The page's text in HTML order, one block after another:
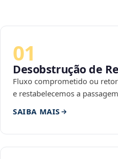
01
Desobstrução de
Fluxo comprometido ou
e restabelecemos a
SAIBA MAIS